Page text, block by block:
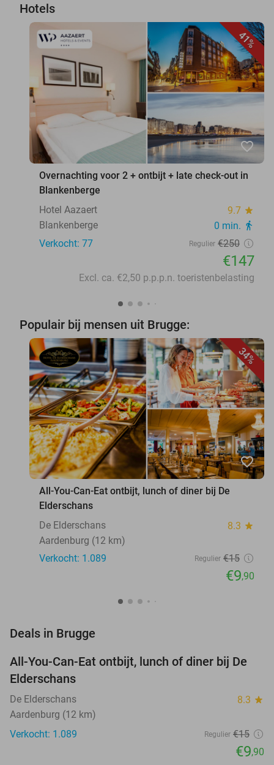
Hotels
41%
favorite_border
Overnachting voor 2 + ontbijt + late check-out in
Blankenberge
Hotel Aazaert
9.7 star
Blankenberge 0 min. directions_walk
Verkocht: 77 Regulier €250
€147
Excl. ca. €2,50 p.p.p.n. toeristenbelasting
Populair bij mensen uit Brugge:
34%
favorite_border
All-You-Can-Eat ontbijt, lunch of diner bij De
Elderschans
De Elderschans
8.3 star
Aardenburg (12 km)
Verkocht: 1.089
Regulier €15
€9,90
Deals in Brugge
34%
All-You-Can-Eat ontbijt, lunch of diner bij De
Elderschans
De Elderschans 8.3 star
Aardenburg (12 km)
Verkocht: 1.089
Regulier €15
€9,90